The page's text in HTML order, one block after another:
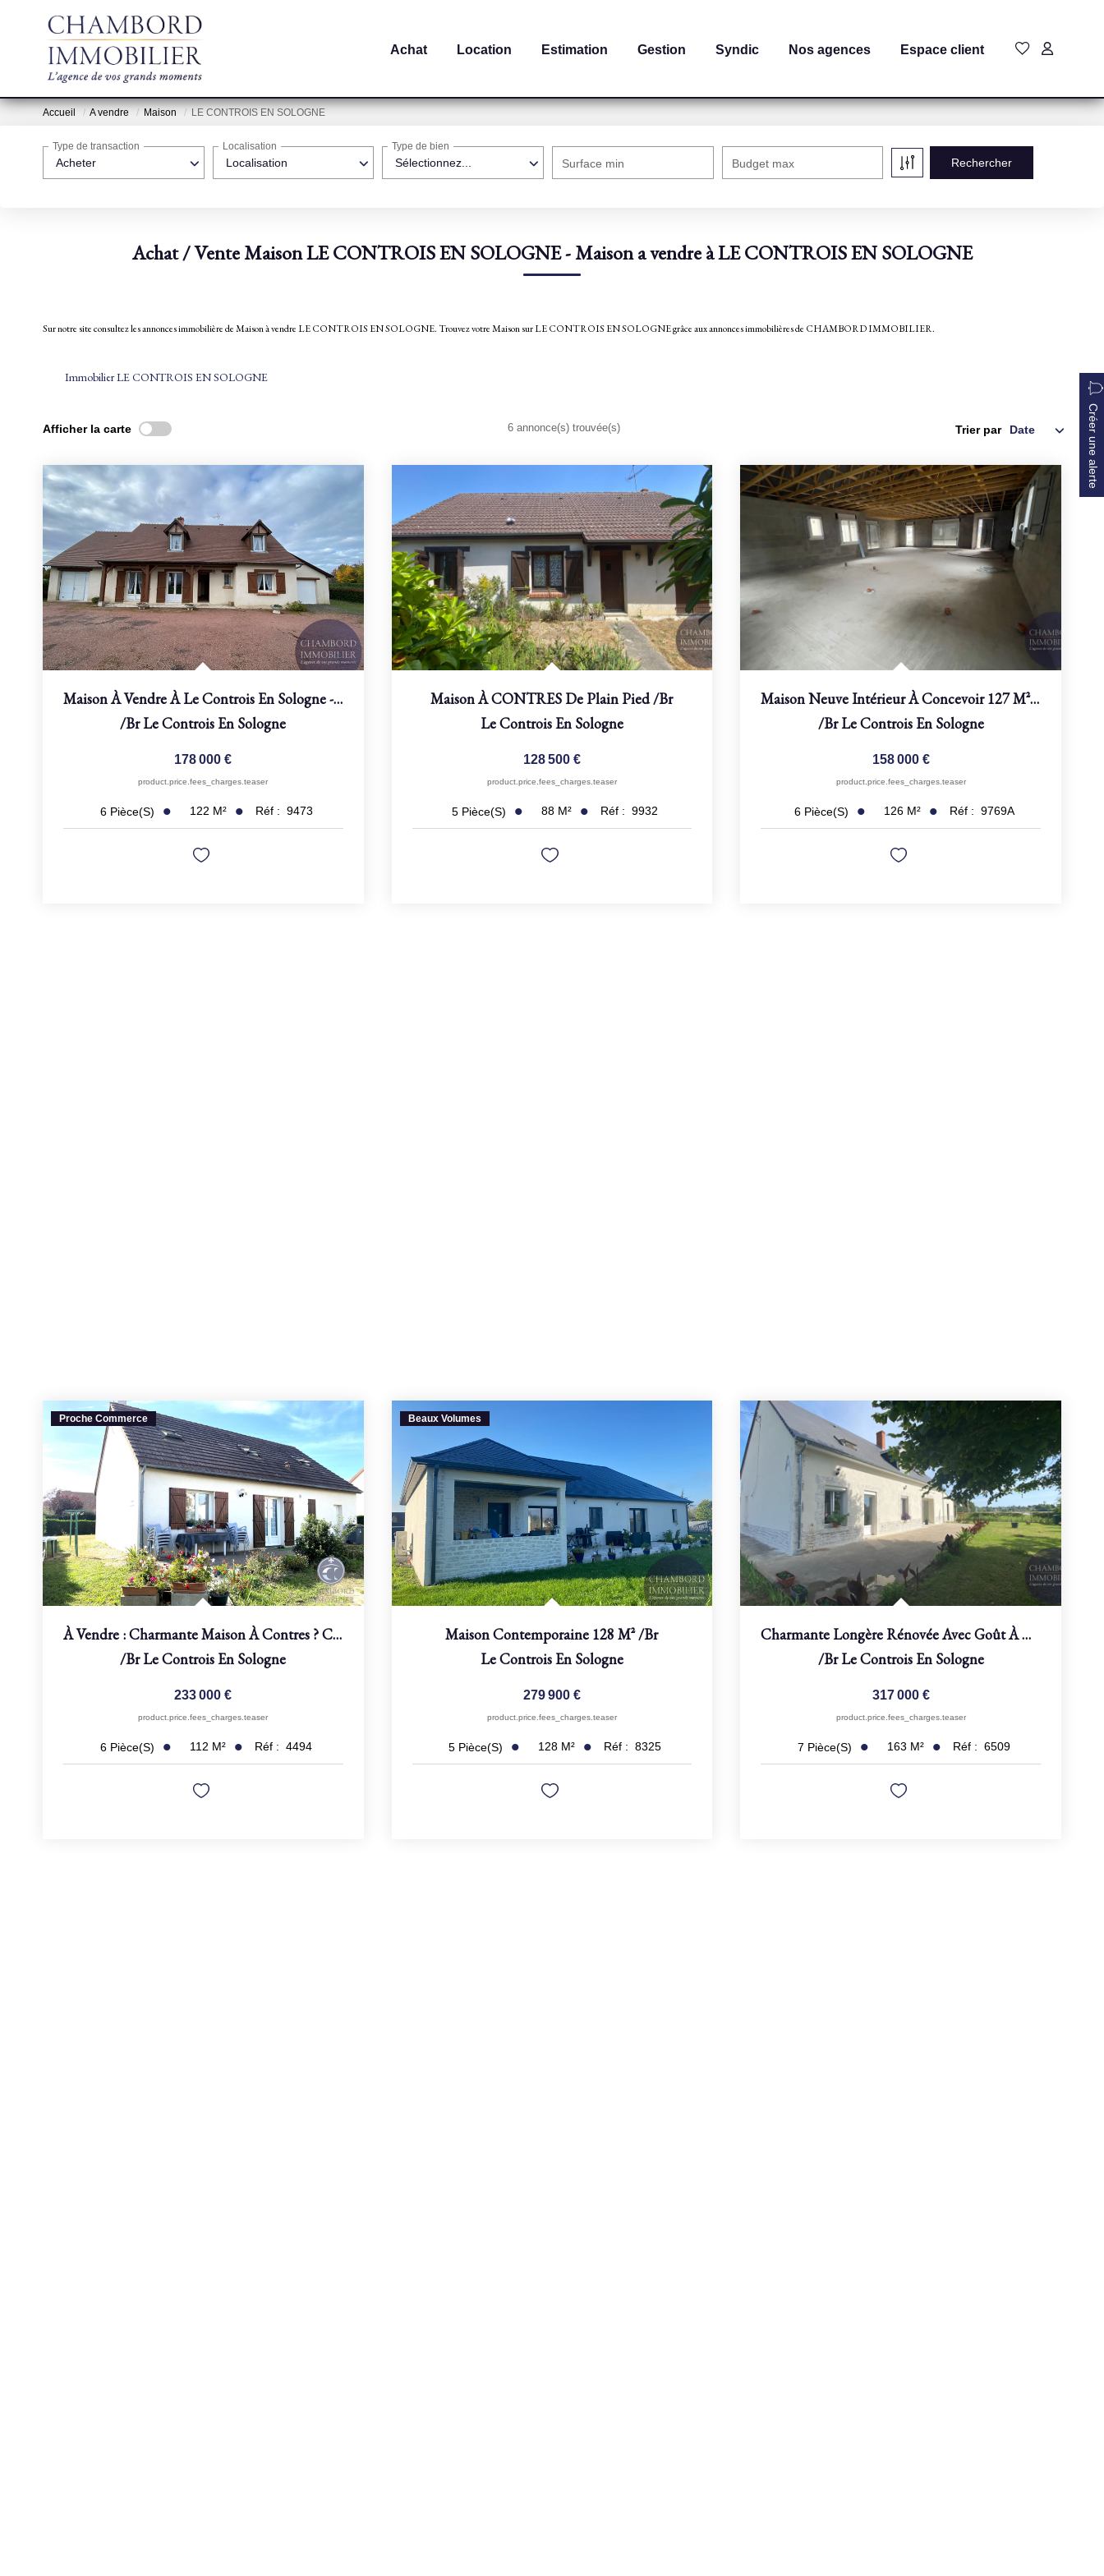
Achat Location Estimation Gestion Syndic Nos agences Espace client
Accueil A vendre Maison LE CONTROIS EN SOLOGNE
Acheter
Type de transaction
Localisation
Localisation
Sélectionnez...
Type de bien
Surface min Budget max
Achat / Vente Maison LE CONTROIS EN SOLOGNE - Maison a vendre à LE CONTROIS EN SOLOGNE
Sur notre site consultez les annonces immobilière de Maison à vendre LE CONTROIS EN SOLOGNE. Trouvez votre Maison sur LE CONTROIS EN SOLOGNE grâce aux annonces immobilières de CHAMBORD IMMOBILIER.
Immobilier LE CONTROIS EN SOLOGNE
Créer une alerte
Afficher la carte 6 annonce(s) trouvée(s) Trier par
Maison À Vendre À Le Controis En Sologne - Référence 9473
/brLe Controis En Sologne
178 000 €
product.price.fees_charges.teaser
6 Pièce(s) 122 M² Réf : 9473
Maison À CONTRES De Plain Pied/br
Le Controis En Sologne
128 500 €
product.price.fees_charges.teaser
5 Pièce(s) 88 M² Réf : 9932
Maison Neuve Intérieur À Concevoir 127 M² - Le...
/brLe Controis En Sologne
158 000 €
product.price.fees_charges.teaser
6 Pièce(s) 126 M² Réf : 9769A
Proche Commerce
À Vendre : Charmante Maison À Contres ? Chambord Immobilier
/brLe Controis En Sologne
233 000 €
product.price.fees_charges.teaser
6 Pièce(s) 112 M² Réf : 4494
Beaux Volumes
Maison Contemporaine 128 M²/br
Le Controis En Sologne
279 900 €
product.price.fees_charges.teaser
5 Pièce(s) 128 M² Réf : 8325
Charmante Longère Rénovée Avec Goût À Contres 163 M²
/brLe Controis En Sologne
317 000 €
product.price.fees_charges.teaser
7 Pièce(s) 163 M² Réf : 6509